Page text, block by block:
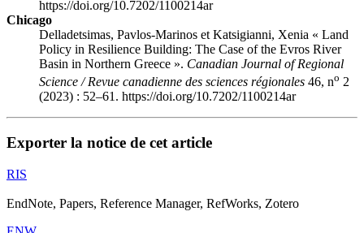
https://doi.org/10.7202/1100214ar
Chicago
Delladetsimas, Pavlos-Marinos et Katsigianni, Xenia « Land
Policy in Resilience Building: The Case of the Evros River
Basin in Northern Greece ». Canadian Journal of Regional
Science / Revue canadienne des sciences régionales 46, no 2
(2023) : 52–61. https://doi.org/10.7202/1100214ar
Exporter la notice de cet article
RIS
EndNote, Papers, Reference Manager, RefWorks, Zotero